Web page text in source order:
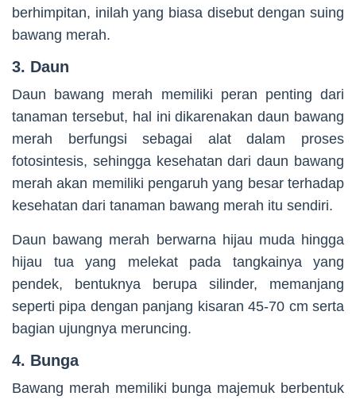
berhimpitan, inilah yang biasa disebut dengan suing
bawang merah.
3. Daun
Daun bawang merah memiliki peran penting dari
tanaman tersebut, hal ini dikarenakan daun bawang
merah berfungsi sebagai alat dalam proses
fotosintesis, sehingga kesehatan dari daun bawang
merah akan memiliki pengaruh yang besar terhadap
kesehatan dari tanaman bawang merah itu sendiri.
Daun bawang merah berwarna hijau muda hingga
hijau tua yang melekat pada tangkainya yang
pendek, bentuknya berupa silinder, memanjang
seperti pipa dengan panjang kisaran 45-70 cm serta
bagian ujungnya meruncing.
4. Bunga
Bawang merah memiliki bunga majemuk berbentuk